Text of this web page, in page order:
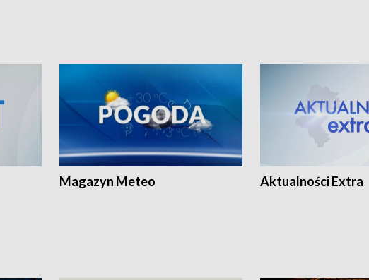
Magazyn Meteo Aktualności Extra